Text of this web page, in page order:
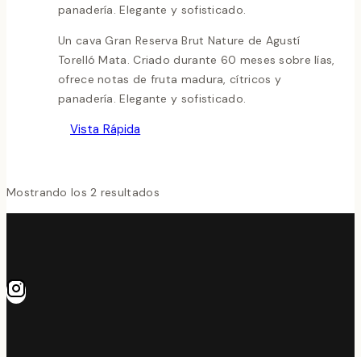
panadería. Elegante y sofisticado.
Un cava Gran Reserva Brut Nature de Agustí
Torelló Mata. Criado durante 60 meses sobre lías,
ofrece notas de fruta madura, cítricos y
panadería. Elegante y sofisticado.
Vista Rápida
Mostrando los 2 resultados